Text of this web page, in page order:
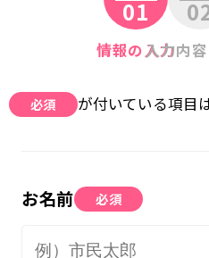
無料体験
0120-
01
情報の入力
入力内
必須 が付いている項目
お名前 必須